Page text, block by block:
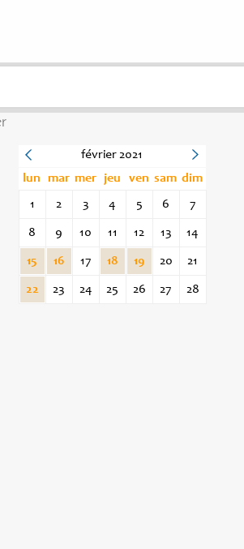
février 2021
lun
mar mer jeu ven sam dim
1
2 3 4 5 6 7
8 9 10 11 12 13 14
15 16 17 18 19 20 21
22 23 24 25 26 27 28